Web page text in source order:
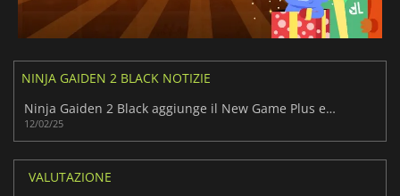
NINJA GAIDEN 2 BLACK NOTIZIE
Ninja Gaiden 2 Black aggiunge il New Game Plus e altro ancora
12/02/25
VALUTAZIONE